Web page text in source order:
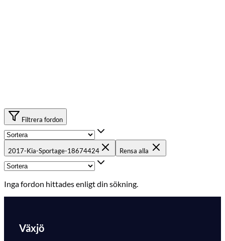
Filtrera fordon
2017-Kia-Sportage-18674424 Rensa alla
Inga fordon hittades enligt din sökning.
Växjö